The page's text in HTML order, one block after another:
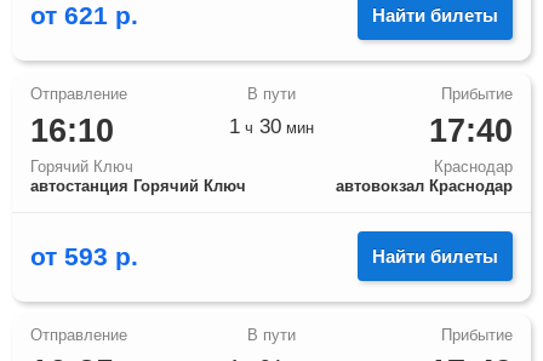
от 621 р. Найти билеты
16:10
Горячий Ключ
автостанция Горячий Ключ
17:40
Краснодар
автовокзал Краснодар
1 ч 30 мин
от 593 р. Найти билеты